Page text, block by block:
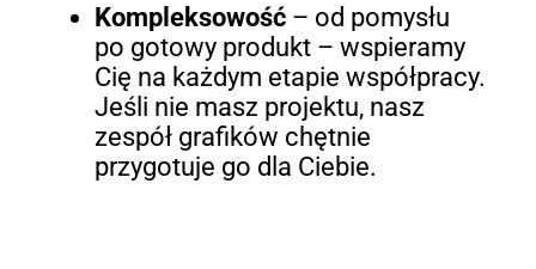
Kompleksowość– od pomysłu
po gotowy produkt – wspieramy
Cię na każdym etapie współpracy.
Jeśli nie masz projektu, nasz
zespół grafików chętnie
przygotuje go dla Ciebie.